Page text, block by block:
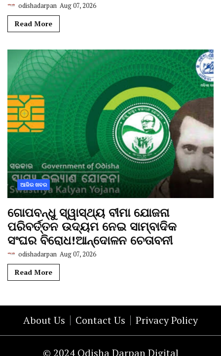
odishadarpan Aug 07, 2026
Read More
ଆଜିର ଖବର
ଗୋପବନ୍ଧୁ ସ୍ୱାସ୍ଥ୍ୟ ବୀମା ଯୋଜନା
ପରିବର୍ତ୍ତନ ଉଦ୍ୟମ ନେଇ ସାମ୍ବାଦିକ
ସଂଘର ବିରୋଧ!ଆନ୍ଦୋଳନ ଚେତାବନୀ
odishadarpan Aug 07, 2026
Read More
About Us Contact Us Privacy Policy
© 2024 Odisha Darpan Digital